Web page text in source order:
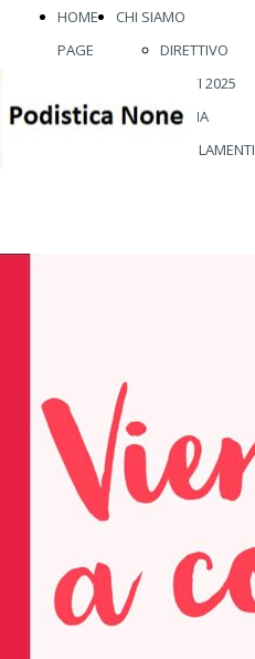
HOME
PAGE
CHI SIAMO
DIRETTIVO
ATLETI 2025
STORIA
REGOLAMENTI